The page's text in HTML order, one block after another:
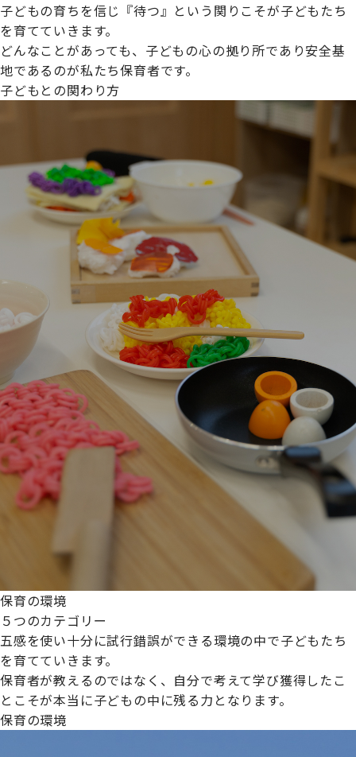
子どもの育ちを信じ『待つ』という関りこそが子どもたち
を育てていきます。
どんなことがあっても、子どもの心の拠り所であり安全基
地であるのが私たち保育者です。
子どもとの関わり方
保育の環境
５つのカテゴリー
五感を使い十分に試行錯誤ができる環境の中で子どもたち
を育てていきます。
保育者が教えるのではなく、自分で考えて学び獲得したこ
とこそが本当に子どもの中に残る力となります。
保育の環境